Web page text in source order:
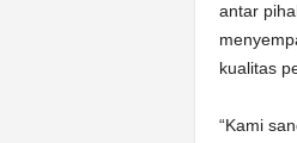
antar
kualitas
“Kami